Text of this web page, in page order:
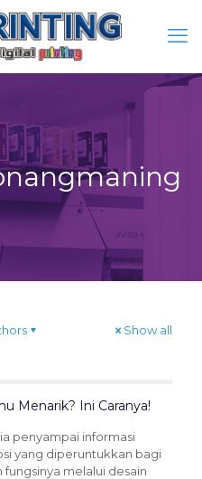
Show all
Menarik? Ini Caranya!
penyampai informasi
yang diperuntukkan bagi
melalui desain